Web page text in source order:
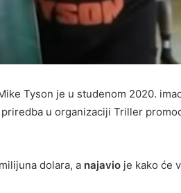
Tyson je u studenom 2020.
u organizaciji Triller
dolara, a najavio je kako će